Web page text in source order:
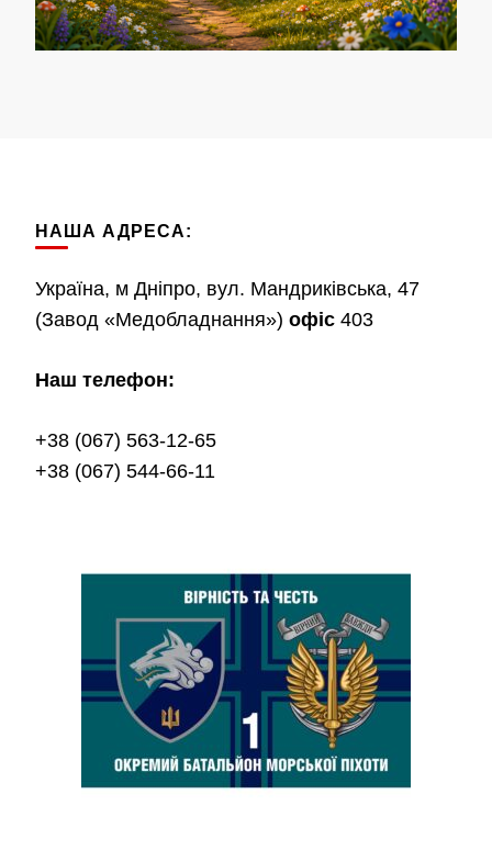
НАША АДРЕСА:
Україна, м Дніпро, вул. Мандриківська, 47
(Завод «Медобладнання») офіс 403
Наш телефон:
+38 (067) 563-12-65
+38 (067) 544-66-11